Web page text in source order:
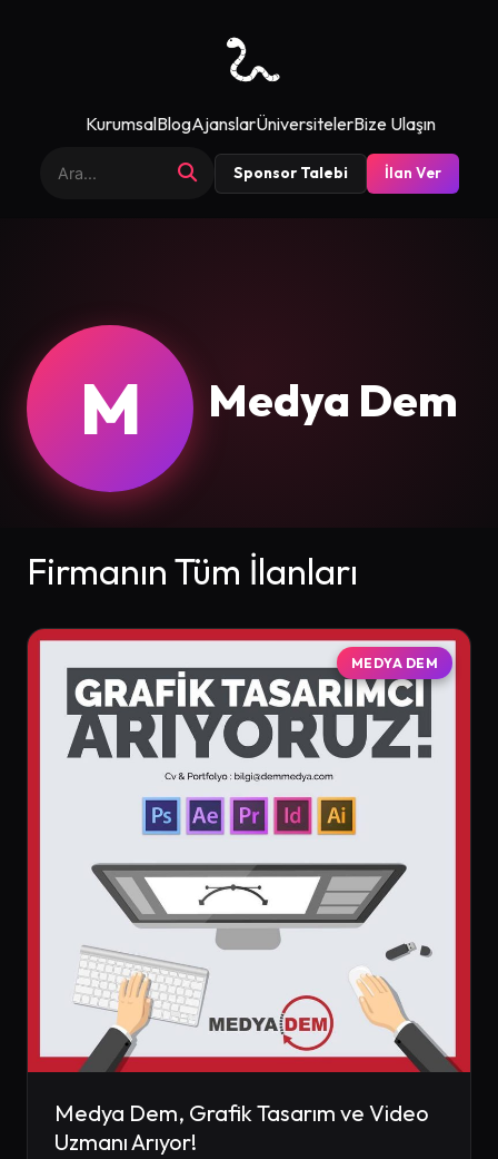
KurumsalBlogAjanslarÜniversitelerBize Ulaşın
Sponsor Talebi İlan Ver
M Medya Dem
Firmanın Tüm İlanları
MEDYA DEM
Medya Dem, Grafik Tasarım ve Video
Uzmanı Arıyor!